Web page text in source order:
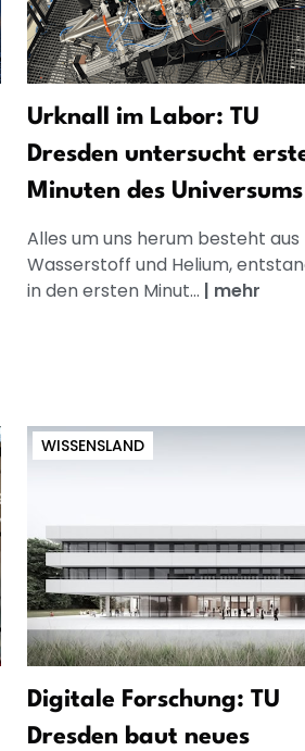
Urknall im Labor: TU
Dresden untersucht
Minuten des Universums
Alles um uns herum besteht aus
Wasserstoff und Helium,
in den ersten Minut... | mehr
WISSENSLAND
Digitale Forschung: TU
Dresden baut neues